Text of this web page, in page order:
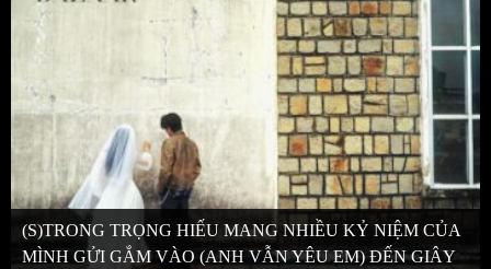
(S)TRONG TRỌNG HIẾU MANG NHIỀU KỶ NIỆM CỦA
MÌNH GỬI GẮM VÀO (ANH VẪN YÊU EM) ĐẾN GIÂY